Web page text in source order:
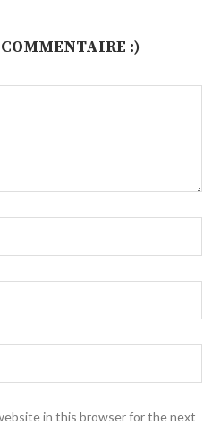
:)
in this browser for the next